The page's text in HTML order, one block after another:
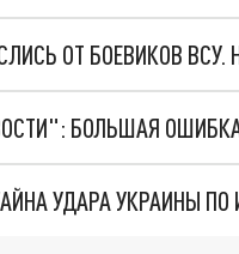
ОТ БОЕВИКОВ
УДАРА УКРАИНЫ